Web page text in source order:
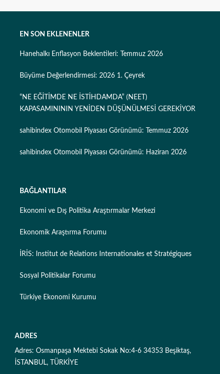
EN SON EKLENENLER
Hanehalkı Enflasyon Beklentileri: Temmuz 2026
Büyüme Değerlendirmesi: 2026 1. Çeyrek
“NE EĞİTİMDE NE İSTİHDAMDA” (NEET)
KAPASAMINININ YENİDEN DÜŞÜNÜLMESİ GEREKİYOR
sahibindex Otomobil Piyasası Görünümü: Temmuz 2026
sahibindex Otomobil Piyasası Görünümü: Haziran 2026
BAĞLANTILAR
Ekonomi ve Dış Politika Araştırmalar Merkezi
Ekonomik Araştırma Forumu
İRİS: Institut de Relations Internationales et Stratégiques
Sosyal Politikalar Forumu
Türkiye Ekonomi Kurumu
ADRES
Adres: Osmanpaşa Mektebi Sokak No:4-6 34353 Beşiktaş,
İSTANBUL, TÜRKİYE